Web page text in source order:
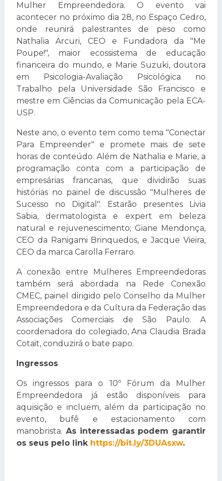
Mulher Empreendedora. O evento vai
acontecer no próximo dia 28, no Espaço Cedro,
onde reunirá palestrantes de peso como
Nathalia Arcuri, CEO e Fundadora da "Me
Poupe!", maior ecossistema de educação
financeira do mundo, e Marie Suzuki, doutora
em Psicologia-Avaliação Psicológica no
Trabalho pela Universidade São Francisco e
mestre em Ciências da Comunicação pela ECA-
USP.
Neste ano, o evento tem como tema "Conectar
Para Empreender" e promete mais de sete
horas de conteúdo. Além de Nathalia e Marie, a
programação conta com a participação de
empresárias francanas, que dividirão suas
histórias no painel de discussão "Mulheres de
Sucesso no Digital". Estarão presentes Livia
Sabia, dermatologista e expert em beleza
natural e rejuvenescimento; Giane Mendonça,
CEO da Ranigami Brinquedos, e Jacque Vieira,
CEO da marca Carolla Ferraro.
A conexão entre Mulheres Empreendedoras
também será abordada na Rede Conexão
CMEC, painel dirigido pelo Conselho da Mulher
Empreendedora e da Cultura da Federação das
Associações Comerciais de São Paulo. A
coordenadora do colegiado, Ana Claudia Brada
Cotait, conduzirá o bate papo.
Ingressos
Os ingressos para o 10º Fórum da Mulher
Empreendedora já estão disponíveis para
aquisição e incluem, além da participação no
evento, bufê e estacionamento com
manobrista. As interessadas podem garantir
os seus pelo link https://bit.ly/3DUAsxw.